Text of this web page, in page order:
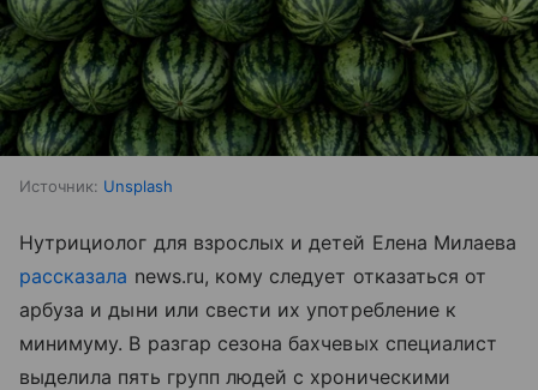
Источник: Unsplash
Нутрициолог для взрослых и детей Елена Милаева
рассказала news.ru, кому следует отказаться от
арбуза и дыни или свести их употребление к
минимуму. В разгар сезона бахчевых специалист
выделила пять групп людей с хроническими